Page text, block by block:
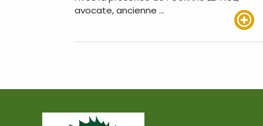
avocate, ancienne …